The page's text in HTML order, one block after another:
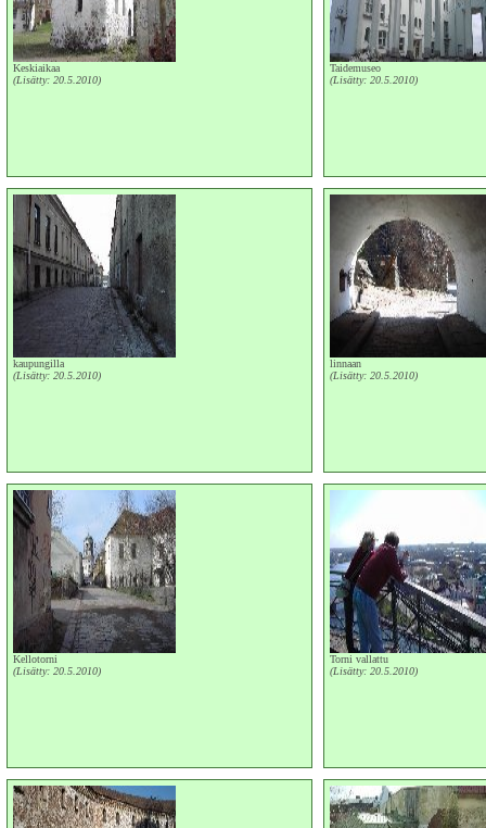
Keskiaikaa
(Lisätty: 20.5.2010)
Taidemuseo
(Lisätty: 20.5.2010)
kaupungilla
(Lisätty: 20.5.2010)
linnaan
(Lisätty: 20.5.2010)
Kellotorni
(Lisätty: 20.5.2010)
Torni vallattu
(Lisätty: 20.5.2010)